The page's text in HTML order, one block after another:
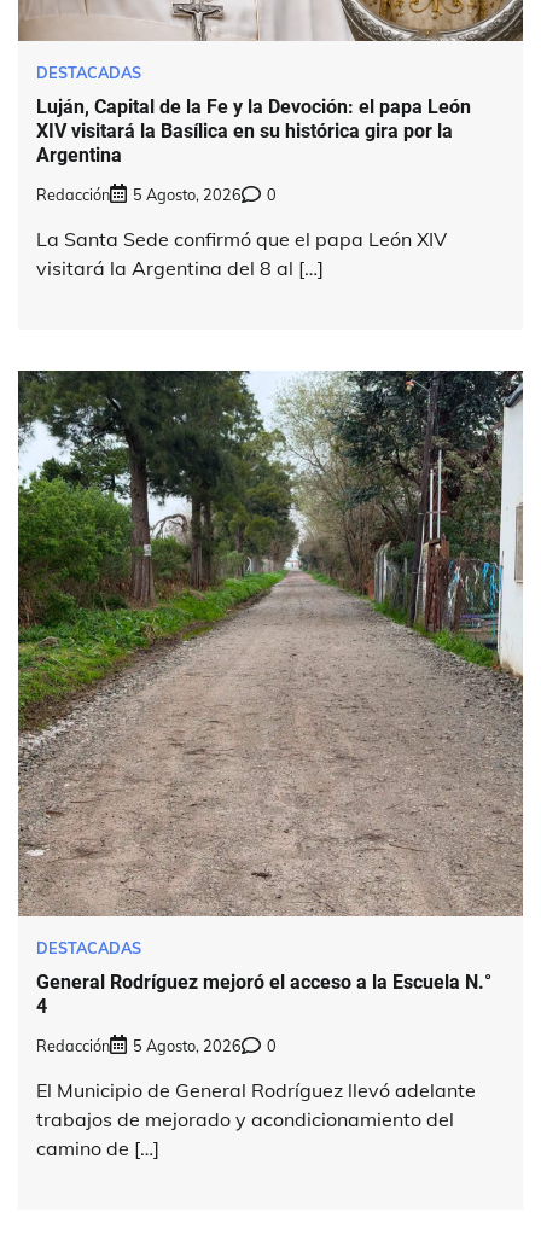
DESTACADAS
Luján, Capital de la Fe y la Devoción: el papa León
XIV visitará la Basílica en su histórica gira por la
Argentina
Redacción 5 Agosto, 2026 0
La Santa Sede confirmó que el papa León XIV
visitará la Argentina del 8 al […]
DESTACADAS
General Rodríguez mejoró el acceso a la Escuela N.°
4
Redacción 5 Agosto, 2026 0
El Municipio de General Rodríguez llevó adelante
trabajos de mejorado y acondicionamiento del
camino de […]